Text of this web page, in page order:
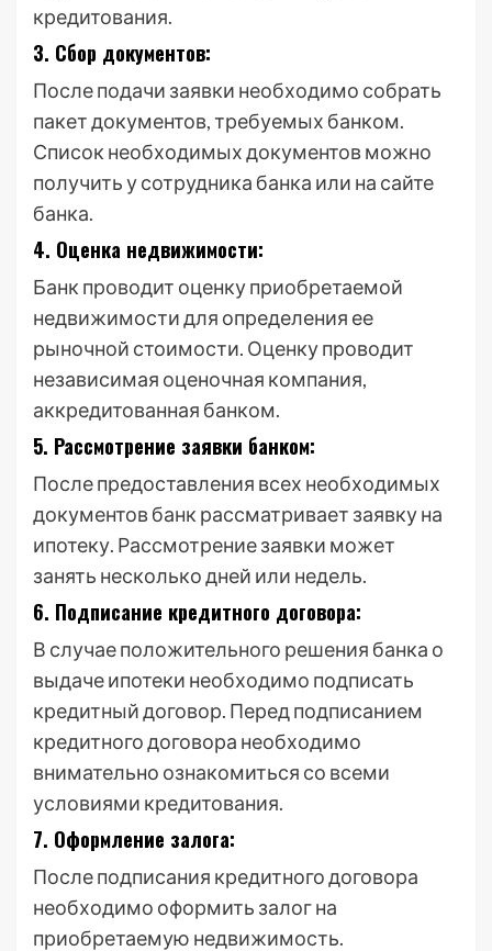
кредитования.
3. Сбор документов:
После подачи заявки необходимо собрать
пакет документов, требуемых банком.
Список необходимых документов можно
получить у сотрудника банка или на сайте
банка.
4. Оценка недвижимости:
Банк проводит оценку приобретаемой
недвижимости для определения ее
рыночной стоимости. Оценку проводит
независимая оценочная компания,
аккредитованная банком.
5. Рассмотрение заявки банком:
После предоставления всех необходимых
документов банк рассматривает заявку на
ипотеку. Рассмотрение заявки может
занять несколько дней или недель.
6. Подписание кредитного договора:
В случае положительного решения банка о
выдаче ипотеки необходимо подписать
кредитный договор. Перед подписанием
кредитного договора необходимо
внимательно ознакомиться со всеми
условиями кредитования.
7. Оформление залога:
После подписания кредитного договора
необходимо оформить залог на
приобретаемую недвижимость.